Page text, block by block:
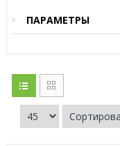
ПАРАМЕТРЫ